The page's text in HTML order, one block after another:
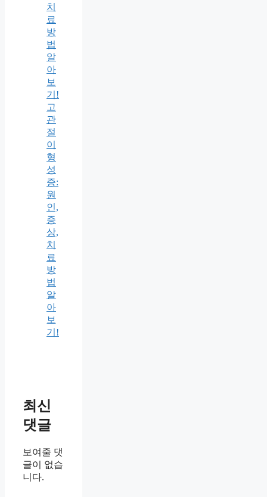
치
료
방
법
알
아
보
기!
고
관
절
이
형
성
증:
원
인,
증
상,
치
료
방
법
알
아
보
기!
최신
댓글
보여줄 댓
글이 없습
니다.